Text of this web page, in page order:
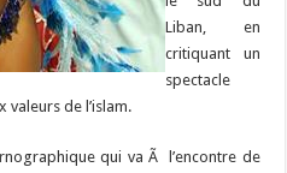
Liban, en
critiquant un
spectacle
de l’islam.
qui va Ã l’encontre de